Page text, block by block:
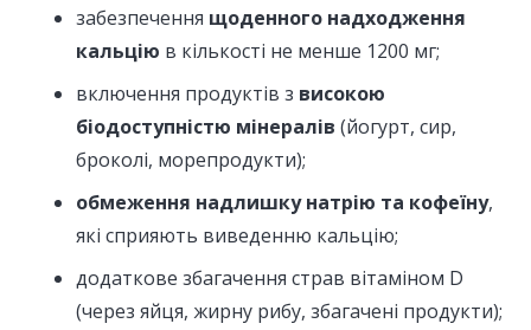
забезпечення щоденного надходження
кальцію в кількості не менше 1200 мг;
включення продуктів з високою
біодоступністю мінералів (йогурт, сир,
броколі, морепродукти);
обмеження надлишку натрію та кофеїну,
які сприяють виведенню кальцію;
додаткове збагачення страв вітаміном D
(через яйця, жирну рибу, збагачені продукти);